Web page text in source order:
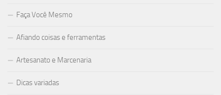
Faça Você Mesmo
Afiando coisas e ferramentas
Artesanato e Marcenaria
Dicas variadas